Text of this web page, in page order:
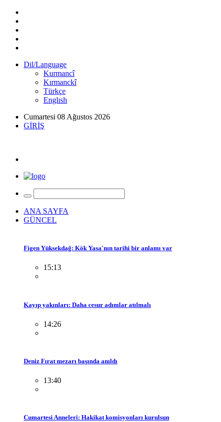
Dil/Language
Kurmancî
Kırmanckî
Türkçe
Englısh
Cumartesi 08 Ağustos 2026
GİRİŞ
ANA SAYFA
GÜNCEL
Figen Yüksekdağ: Kök Yasa'nın tarihi bir anlamı var
15:13
Kayıp yakınları: Daha cesur adımlar atılmalı
14:26
Deniz Fırat mezarı başında anıldı
13:40
Cumartesi Anneleri: Hakikat komisyonları kurulsun